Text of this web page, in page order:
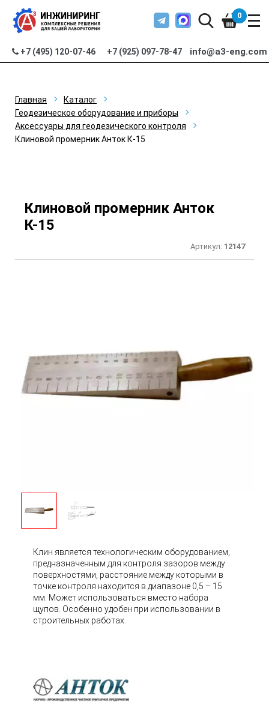
+7 (495) 120-07-46 +7 (925) 097-78-47 info@a3-eng.com
0
Главная
Каталог
Геодезическое оборудование и приборы
Аксессуары для геодезического контроля
Клиновой промерник Анток К-15
Клиновой промерник Анток
К-15
Артикул: 12147
Клин является технологическим оборудованием,
предназначенным для контроля зазоров между
поверхностями, расстояние между которыми в
точке контроля находится в диапазоне 0,5 – 15
мм. Может использоваться вместо набора
щупов. Особенно удобен при использовании в
строительных работах.